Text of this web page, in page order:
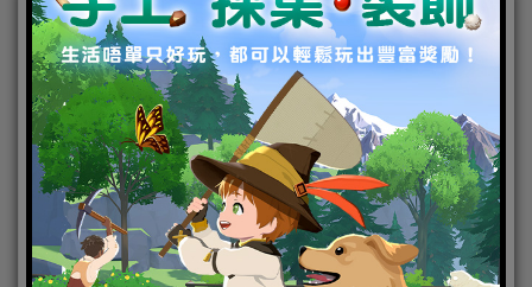
《Kingshot》釋出代言人宣
傳影片 高捷大Ａ邀你一起輕
鬆造，痛快打！
2025-11-04|Android,IOS,手機遊戲